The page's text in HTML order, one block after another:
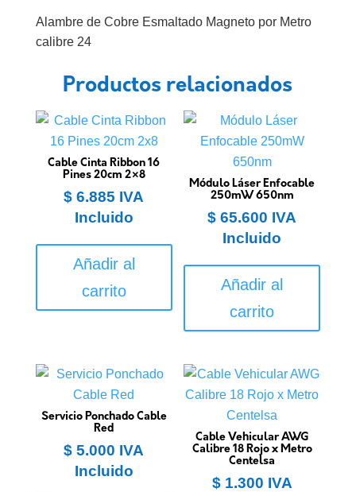
Alambre de Cobre Esmaltado Magneto por Metro
calibre 24
Productos relacionados
Cable Cinta Ribbon 16
Pines 20cm 2×8
$ 6.885 IVA
Incluido
Añadir al
carrito
Módulo Láser Enfocable
250mW 650nm
$ 65.600 IVA
Incluido
Añadir al
carrito
Servicio Ponchado Cable
Red
$ 5.000 IVA
Incluido
Cable Vehicular AWG
Calibre 18 Rojo x Metro
Centelsa
$1.300 IVA